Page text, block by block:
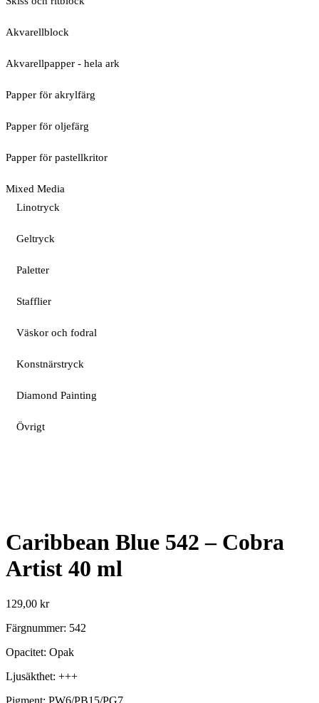
Akvarellblock
Akvarellpapper - hela ark
Papper för akrylfärg
Papper för oljefärg
Papper för pastellkritor
Mixed Media
Linotryck
Geltryck
Paletter
Stafflier
Väskor och fodral
Konstnärstryck
Diamond Painting
Övrigt
Caribbean Blue 542 – Cobra
Artist 40 ml
129,00 kr
Färgnummer: 542
Opacitet: Opak
Ljusäkthet: +++
Pigment: PW6/PB15/PG7